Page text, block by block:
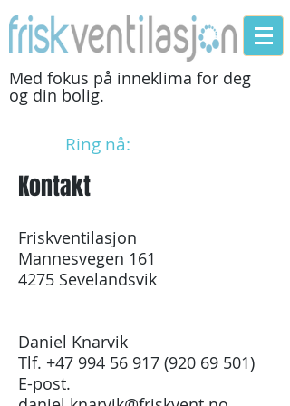
Med fokus på inneklima for deg
og din bolig.
Ring nå:
Kontakt
Friskventilasjon
Mannesvegen 161
4275 Sevelandsvik
Daniel Knarvik
Tlf. +47 994 56 917 (920 69 501)
E-post.